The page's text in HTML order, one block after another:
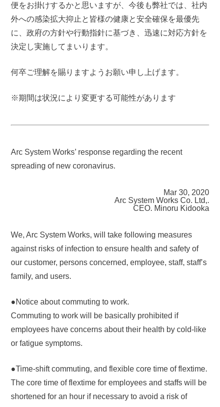
便をお掛けするかと思いますが、今後も弊社では、社内
外への感染拡大抑止と皆様の健康と安全確保を最優先
に、政府の方針や行動指針に基づき、迅速に対応方針を
決定し実施してまいります。
何卒ご理解を賜りますようお願い申し上げます。
※期間は状況により変更する可能性があります
Arc System Works’ response regarding the recent
spreading of new coronavirus.
Mar 30, 2020
Arc System Works Co. Ltd,.
CEO. Minoru Kidooka
We, Arc System Works, will take following measures
against risks of infection to ensure health and safety of
our customer, persons concerned, employee, staff, staff’s
family, and users.
●Notice about commuting to work.
Commuting to work will be basically prohibited if
employees have concerns about their health by cold-like
or fatigue symptoms.
●Time-shift commuting, and flexible core time of flextime.
The core time of flextime for employees and staffs will be
shortened for an hour if necessary to avoid a risk of